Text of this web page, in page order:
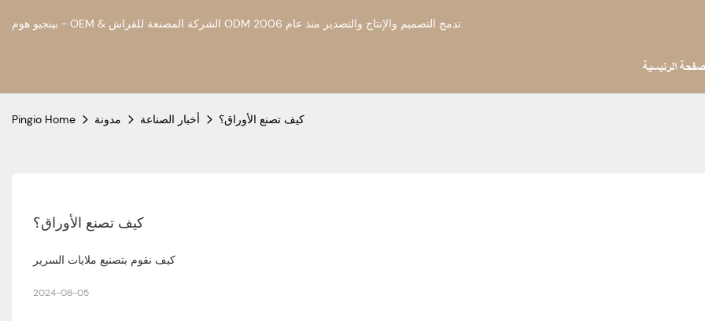
بينجيو هوم - OEM & الشركة المصنعة للفراش ODM تدمج التصميم والإنتاج والتصدير منذ عام 2006.
الرئيسية
Pingio Home مدونة أخبار الصناعة كيف تصنع الأوراق؟
كيف تصنع الأوراق؟
كيف نقوم بتصنيع ملايات السرير
2024-08-05